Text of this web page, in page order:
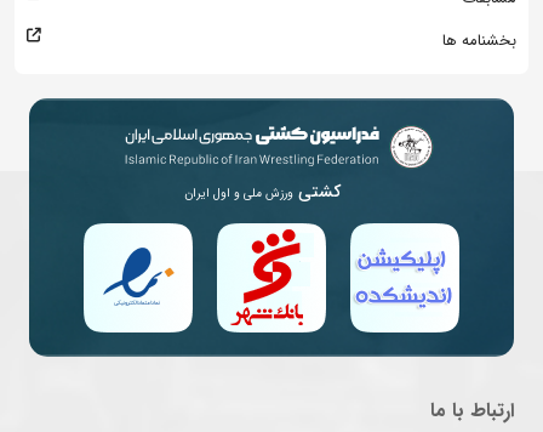
بخشنامه ها
کشتی ورزش ملی و اول ایران
ارتباط با ما